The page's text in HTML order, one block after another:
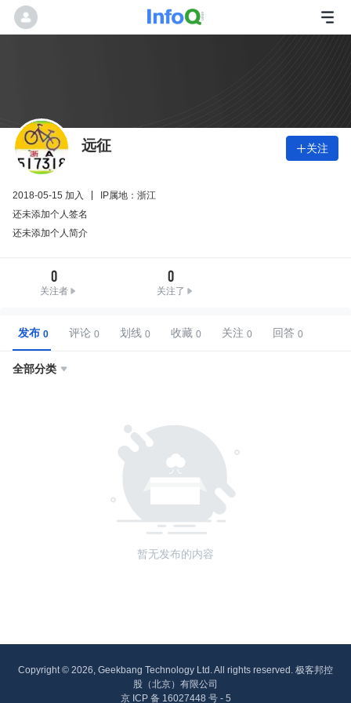
远征 关注
2018-05-15 加入
IP属地：浙江
还未添加个人签名
还未添加个人简介
0
关注者
0
关注了
发布 评论 划线 收藏 关注 回答
全部分类 
暂无发布的内容
Copyright © 2026, Geekbang Technology Ltd. All rights reserved. 极客邦控
股（北京）有限公司
京 ICP 备 16027448 号 - 5